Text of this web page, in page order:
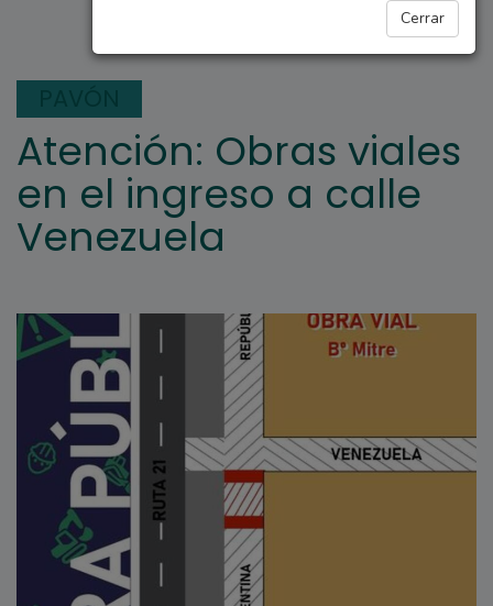
Cerrar
Atención: Obras viales
en el ingreso a calle
Venezuela